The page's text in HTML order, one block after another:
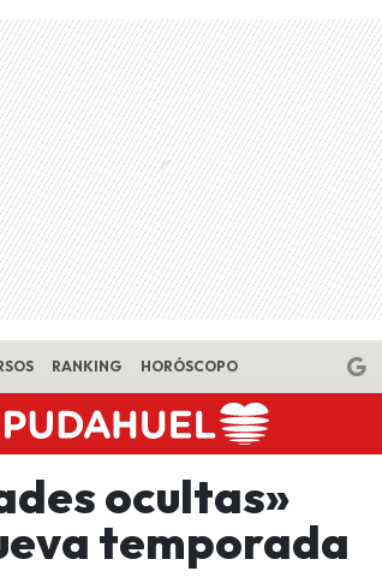
RANKING HORÓSCOPO
ocultas»
temporada